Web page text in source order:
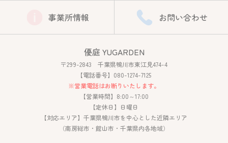
事業所情報 お問い合わせ
優庭 YUGARDEN
〒299-2843 千葉県鴨川市東江見474-4
【電話番号】080-1274-7125
※営業電話はお断りいたします。
【営業時間】8:00～17:00
【定休日】日曜日
【対応エリア】千葉県鴨川市を中心とした近隣エリア
（南房総市・館山市・千葉県内各地域）